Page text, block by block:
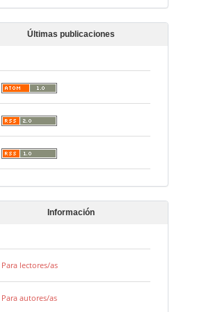
Últimas publicaciones
Información
Para lectores/as
Para autores/as